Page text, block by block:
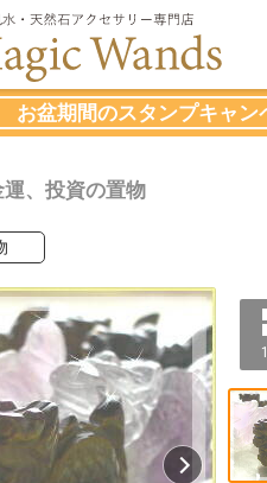
お盆期間のスタンプキャン
運、投資の置物